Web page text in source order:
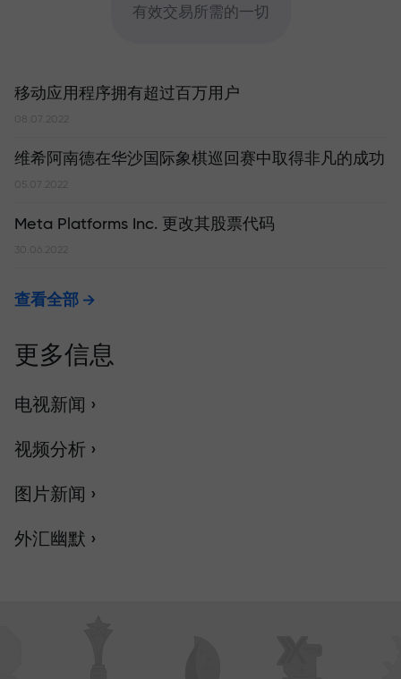
有效交易所需的一切
移动应用程序拥有超过百万用户
08.07.2022
维希阿南德在华沙国际象棋巡回赛中取得非凡的成功
Meta Platforms Inc. 更改其股票代码
30.06.2022
查看全部
更多信息
电视新闻 ›
视频分析 ›
图片新闻 ›
外汇幽默 ›